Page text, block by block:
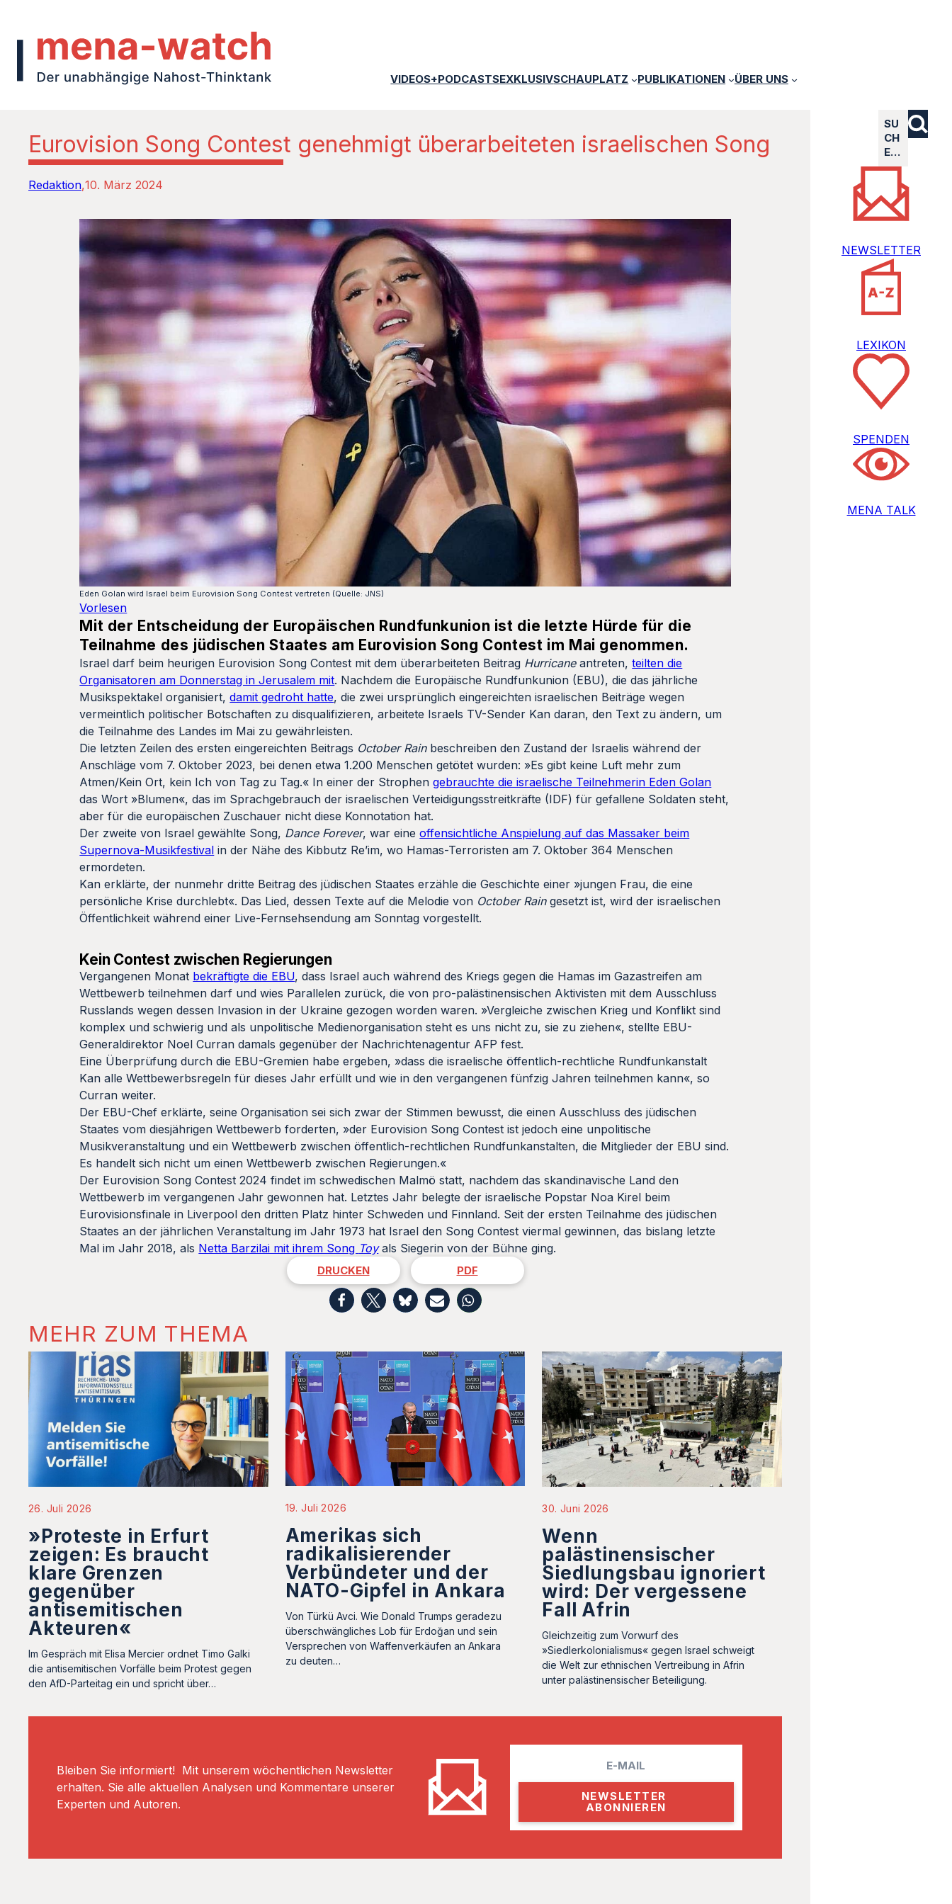
VIDEOS+PODCASTSEXKLUSIVSCHAUPLATZ PUBLIKATIONEN ÜBER UNS
Eurovision Song Contest genehmigt überarbeiteten israelischen Song
Redaktion 10. März 2024
Eden Golan wird Israel beim Eurovision Song Contest vertreten (Quelle: JNS)
Vorlesen
Mit der Entscheidung der Europäischen Rundfunkunion ist die letzte Hürde für die
Teilnahme des jüdischen Staates am Eurovision Song Contest im Mai genommen.
Israel darf beim heurigen Eurovision Song Contest mit dem überarbeiteten Beitrag Hurricaneantreten,teilten die
Organisatoren am Donnerstag in Jerusalem mit. Nachdem die Europäische Rundfunkunion (EBU), die das jährliche
Musikspektakel organisiert,damit gedroht hatte, die zwei ursprünglich eingereichten israelischen Beiträge wegen
vermeintlich politischer Botschaften zu disqualifizieren, arbeitete Israels TV-Sender Kan daran, den Text zu ändern, um
die Teilnahme des Landes im Mai zu gewährleisten.
Die letzten Zeilen des ersten eingereichten Beitrags October Rainbeschreiben den Zustand der Israelis während der
Anschläge vom 7. Oktober 2023, bei denen etwa 1.200 Menschen getötet wurden: »Es gibt keine Luft mehr zum
Atmen/Kein Ort, kein Ich von Tag zu Tag.« In einer der Strophengebrauchte die israelische Teilnehmerin Eden Golan
das Wort »Blumen«, das im Sprachgebrauch der israelischen Verteidigungsstreitkräfte (IDF) für gefallene Soldaten steht,
aber für die europäischen Zuschauer nicht diese Konnotation hat.
Der zweite von Israel gewählte Song, Dance Forever, war eineoffensichtliche Anspielung auf das Massaker beim
Supernova-Musikfestival in der Nähe des Kibbutz Re’im, wo Hamas-Terroristen am 7. Oktober 364 Menschen
ermordeten.
Kan erklärte, der nunmehr dritte Beitrag des jüdischen Staates erzähle die Geschichte einer »jungen Frau, die eine
persönliche Krise durchlebt«. Das Lied, dessen Texte auf die Melodie von October Raingesetzt ist, wird der israelischen
Öffentlichkeit während einer Live-Fernsehsendung am Sonntag vorgestellt.
Kein Contest zwischen Regierungen
Vergangenen Monat bekräftigte die EBU, dass Israel auch während des Kriegs gegen die Hamas im Gazastreifen am
Wettbewerb teilnehmen darf und wies Parallelen zurück, die von pro-palästinensischen Aktivisten mit dem Ausschluss
Russlands wegen dessen Invasion in der Ukraine gezogen worden waren. »Vergleiche zwischen Krieg und Konflikt sind
komplex und schwierig und als unpolitische Medienorganisation steht es uns nicht zu, sie zu ziehen«, stellte EBU-
Generaldirektor Noel Curran damals gegenüber der Nachrichtenagentur AFP fest.
Eine Überprüfung durch die EBU-Gremien habe ergeben, »dass die israelische öffentlich-rechtliche Rundfunkanstalt
Kan alle Wettbewerbsregeln für dieses Jahr erfüllt und wie in den vergangenen fünfzig Jahren teilnehmen kann«, so
Curran weiter.
Der EBU-Chef erklärte, seine Organisation sei sich zwar der Stimmen bewusst, die einen Ausschluss des jüdischen
Staates vom diesjährigen Wettbewerb forderten, »der Eurovision Song Contest ist jedoch eine unpolitische
Musikveranstaltung und ein Wettbewerb zwischen öffentlich-rechtlichen Rundfunkanstalten, die Mitglieder der EBU sind.
Es handelt sich nicht um einen Wettbewerb zwischen Regierungen.«
Der Eurovision Song Contest 2024 findet im schwedischen Malmö statt, nachdem das skandinavische Land den
Wettbewerb im vergangenen Jahr gewonnen hat. Letztes Jahr belegte der israelische Popstar Noa Kirel beim
Eurovisionsfinale in Liverpool den dritten Platz hinter Schweden und Finnland. Seit der ersten Teilnahme des jüdischen
Staates an der jährlichen Veranstaltung im Jahr 1973 hat Israel den Song Contest viermal gewinnen, das bislang letzte
Mal im Jahr 2018, als Netta Barzilai mit ihrem Song Toyals Siegerin von der Bühne ging.
DRUCKEN PDF
MEHR ZUM THEMA
26. Juli 2026
»Proteste in Erfurt
zeigen: Es braucht
klare Grenzen
gegenüber
antisemitischen
Akteuren«
Im Gespräch mit Elisa Mercier ordnet Timo Galki
die antisemitischen Vorfälle beim Protest gegen
den AfD-Parteitag ein und spricht über…
19. Juli 2026
Amerikas sich
radikalisierender
Verbündeter und der
NATO-Gipfel in Ankara
Von Türkü Avci. Wie Donald Trumps geradezu
überschwängliches Lob für Erdoğan und sein
Versprechen von Waffenverkäufen an Ankara
zu deuten…
30. Juni 2026
Wenn
palästinensischer
Siedlungsbau ignoriert
wird: Der vergessene
Fall Afrin
Gleichzeitig zum Vorwurf des
»Siedlerkolonialismus« gegen Israel schweigt
die Welt zur ethnischen Vertreibung in Afrin
unter palästinensischer Beteiligung.
Bleiben Sie informiert! Mit unserem wöchentlichen Newsletter
erhalten. Sie alle aktuellen Analysen und Kommentare unserer
Experten und Autoren.
l
SU
CH
E…
NEWSLETTER
LEXIKON
SPENDEN
MENA TALK